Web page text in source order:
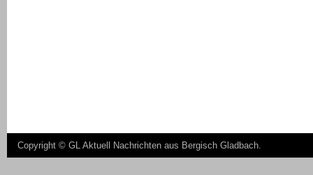
Copyright © GL Aktuell Nachrichten aus Bergisch Gladbach.